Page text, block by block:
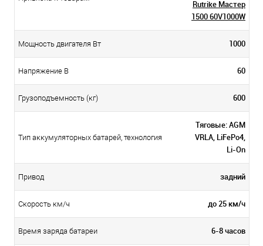
Rutrike Мастер
1500 60V1000W
Мощность двигателя Вт 1000
Напряжение В 60
Грузоподъемность (кг) 600
Тип аккумуляторных батарей, технология
Тяговые: AGM
VRLA, LiFePo4,
Li-On
Привод задний
Скорость км/ч до 25 км/ч
Время заряда батареи 6-8 часов